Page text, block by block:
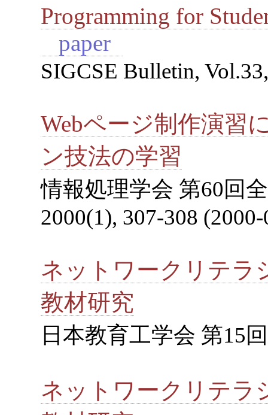
Programming for
paper
SIGCSE Bulletin,
Webページ制作演習
ン技法の学習
情報処理学会 第60回
2000(1), 307-308
ネットワークリテラ
教材研究
日本教育工学会 第15
ネットワークリテラ